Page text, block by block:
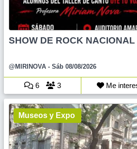
SHOW DE ROCK NACIONAL
@MIRINOVA - Sáb 08/08/2026
6 3 Me
Museos y Expo